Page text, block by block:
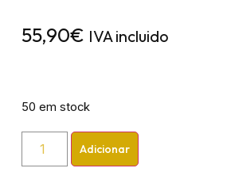
55,90€ IVA incluido
50 em stock
Adicionar